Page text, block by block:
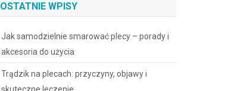
OSTATNIE WPISY
Jak samodzielnie smarować plecy – porady i
akcesoria do użycia
Trądzik na plecach: przyczyny, objawy i